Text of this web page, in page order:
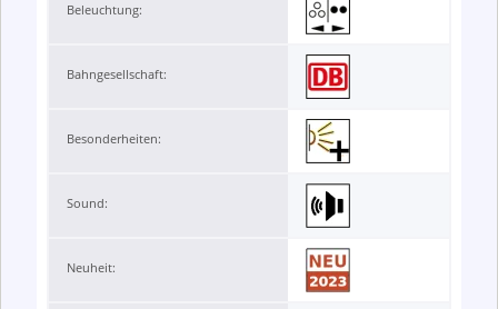
Beleuchtung:
Bahngesellschaft:
Besonderheiten:
Sound:
Neuheit: